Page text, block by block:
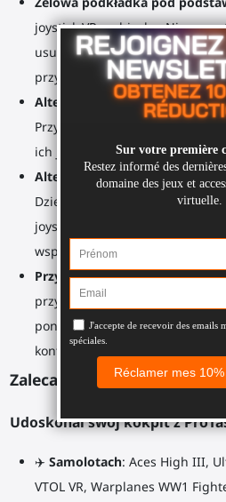
joystick VR na biurku. Nie
usunięciu. Można ją umyć
przyczepność.
Alternatywne zastosowanie:
Przymocuj podstawę ProTas
ich jako dodatkowej wagi.
Alternatywne zastosowanie:
Dzięki lepkiemu padowi, umieść
joysticków na gładkiej
wsparcie dla swoich
Przyszłościowe: Planujesz
przyszłości? Nie musisz
ponownie. Wystarczy zakupić
kontrolerów.
Zalecane gry:
Udoskonal swój kokpit z
✈️ Samolotach: Aces High III,
VTOL VR, Warplanes WW1